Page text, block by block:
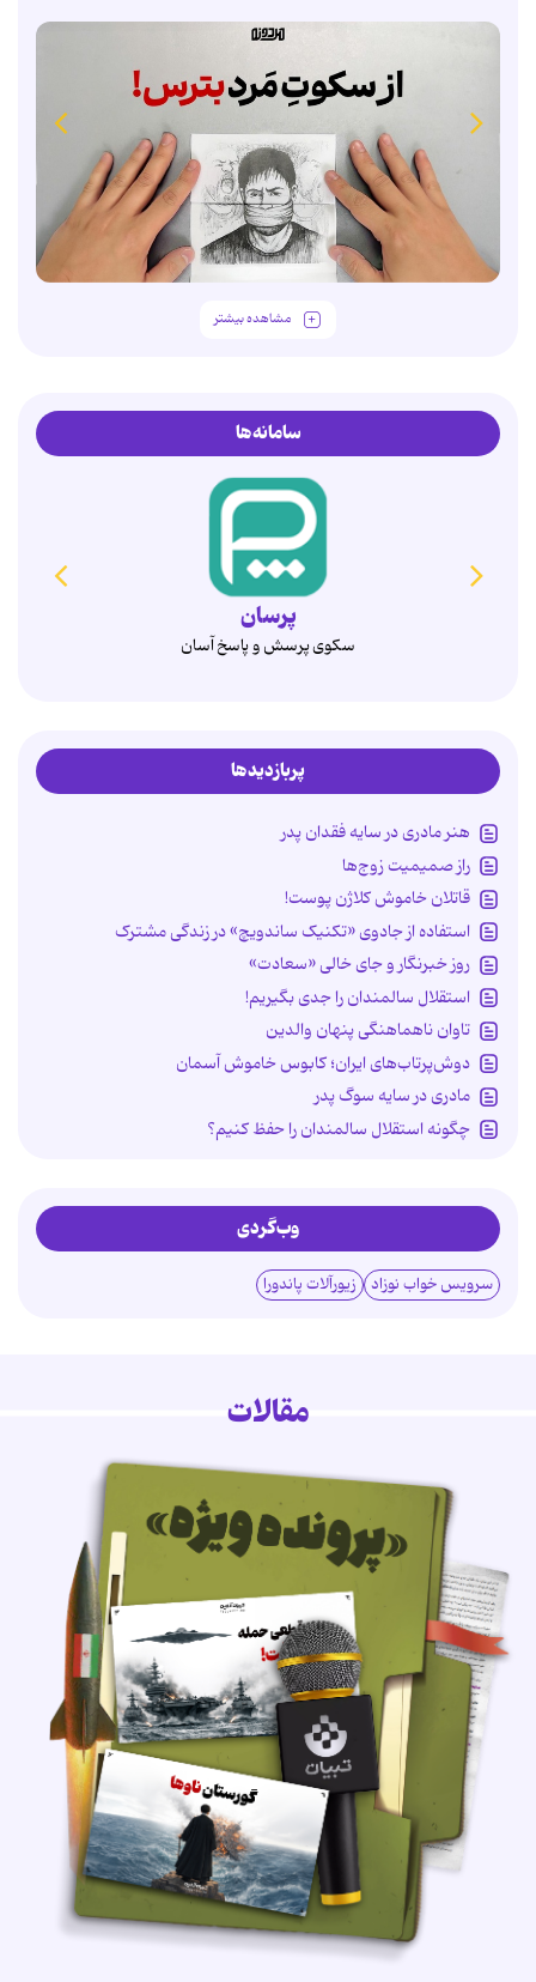
مشاهده بیشتر
سامانه‌ها
همدم
انتخاب آگاهانه، ازدواج پایدار
پربازدیدها
هنر مادری در سایه‌ فقدان پدر
راز صمیمیت زوج‌ها
قاتلان خاموش کلاژن پوست!
استفاده از جادوی «تکنیک ساندویچ» در زندگی مشترک
روز خبرنگار و جای خالی «سعادت»
استقلال سالمندان را جدی بگیریم!
تاوان ناهماهنگی پنهان والدین
دوش‌پرتاب‌های ایران؛ کابوس خاموش آسمان
مادری در سایه سوگ پدر
چگونه استقلال سالمندان را حفظ کنیم؟
وب‌گردی
سرویس خواب نوزاد زیورآلات پاندورا
مقالات